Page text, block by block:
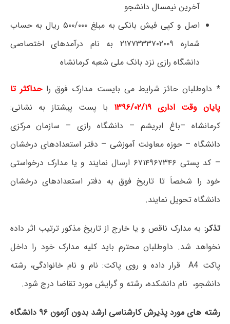
آخرین نیمسال دانشجو
اصل و کپی فیش بانکی به مبلغ ۵۰۰/۰۰۰ ریال به حساب
شماره ۲۱۷۷۳۳۳۷۰۲۰۰۹ به نام درآمدهای اختصاصی
دانشگاه رازی نزد بانک ملی شعبه کرمانشاه
* داوطلبان حائز شرایط می بایست مدارک فوق راحداکثر تا
پایان وقت اداری ۱۳۹۶/۰۲/۱۹
با پست پیشتاز به نشانی:
کرمانشاه –باغ ابریشم – دانشگاه رازی – سازمان مرکزی
دانشگاه – حوزه معاونت آموزشی – دفتر استعدادهای درخشان
– کد پستی ۶۷۱۴۹۶۷۳۴۶ ارسال نمایند و یا مدارک درخواستی
خود را شخصاَ تا تاریخ فوق به دفتر استعدادهای درخشان
دانشگاه تحویل نمایند.
تذکر: به مدارک ناقص و یا خارج از تاریخ مذکور ترتیب اثر داده
نخواهد شد. داوطلبان محترم باید کلیه مدارک خود را داخل
پاکت A4 قرار داده و روی پاکت: نام و نام خانوادگی، رشته
دانشجو، نام دانشکده، رشته و گرایش مورد تقاضا درج شود.
رشته های مورد پذیرش کارشناسی ارشد بدون آزمون ۹۶ دانشگاه